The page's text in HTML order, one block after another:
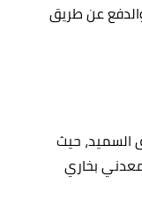
عن طريق
حيث
بخاري